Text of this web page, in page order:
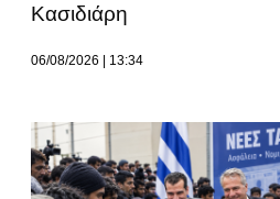
Κασιδιάρη
06/08/2026 13:34